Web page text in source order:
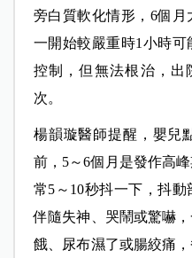
旁白質軟化情形，6個月
一開始較嚴重時1小時
控制，但無法根治，出
次。
楊韻璇醫師提醒，嬰兒
前，5～6個月是發作高
常5～10秒抖一下，抖
伴隨失神、哭鬧或驚嚇
餓、尿布濕了或腸絞痛